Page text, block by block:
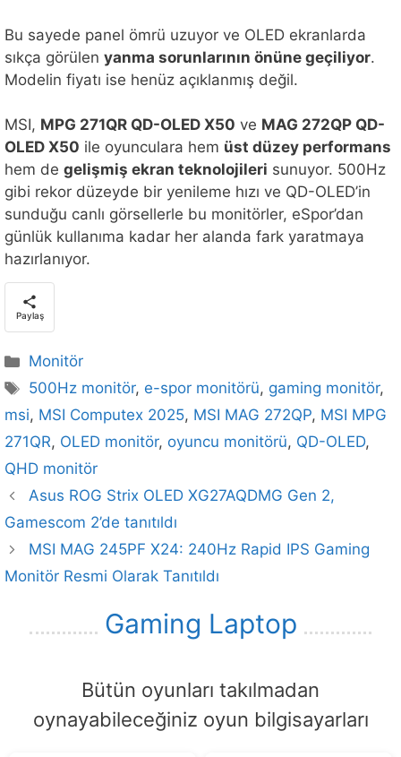
Bu sayede panel ömrü uzuyor ve OLED ekranlarda
sıkça görülen yanma sorunlarının önüne geçiliyor.
Modelin fiyatı ise henüz açıklanmış değil.
MSI, MPG 271QR QD-OLED X50 ve MAG 272QP QD-
OLED X50 ile oyunculara hem üst düzey performans
hem de gelişmiş ekran teknolojileri sunuyor. 500Hz
gibi rekor düzeyde bir yenileme hızı ve QD-OLED’in
sunduğu canlı görsellerle bu monitörler, eSpor’dan
günlük kullanıma kadar her alanda fark yaratmaya
hazırlanıyor.
Paylaş
Kategoriler
Monitör
Etiketler
500Hz monitör, e-spor monitörü, gaming monitör,
msi, MSI Computex 2025, MSI MAG 272QP, MSI MPG
271QR, OLED monitör, oyuncu monitörü, QD-OLED,
QHD monitör
Asus ROG Strix OLED XG27AQDMG Gen 2,
Gamescom 2’de tanıtıldı
MSI MAG 245PF X24: 240Hz Rapid IPS Gaming
Monitör Resmi Olarak Tanıtıldı
Gaming Laptop
Bütün oyunları takılmadan
oynayabileceğiniz oyun bilgisayarları